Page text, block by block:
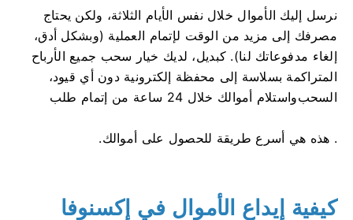
نرسل إليك الأموال خلال نفس الأيام الثلاثة، ولكن يحتاج
مصرفك إلى مزيد من الوقت لإتمام العملية (وبشكل أدق،
إلغاء مدفوعاتك لنا). كبديل، لديك خيار سحب جميع الأرباح
المتراكمة بسلاسة إلى محفظة إلكترونية دون أي قيود،
واستلام أموالك خلال 24 ساعة من إتمام طلبالسحب
. هذه هي أسرع طريقة للحصول على أموالك.
كيفية إيداع الأموال في إكسنوفا